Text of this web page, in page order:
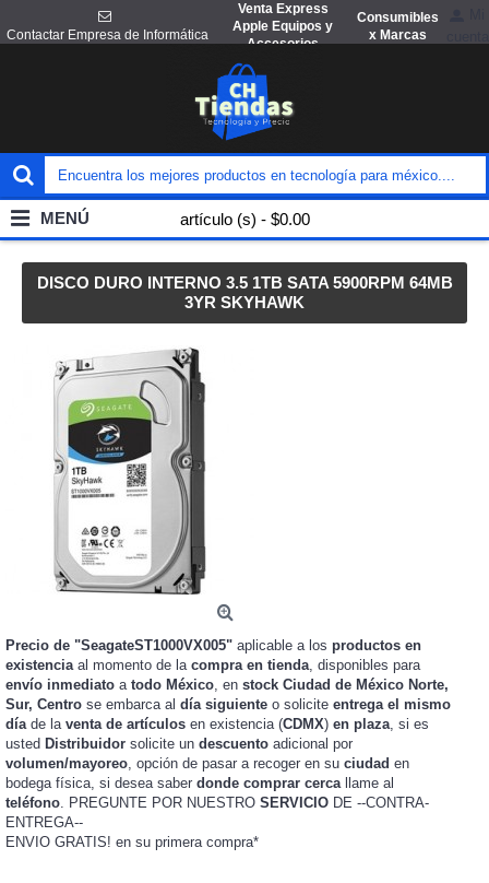
Contactar Empresa de Informática
Venta Express
Apple Equipos y
Accesorios
Consumibles
x Marcas
artículo (s) - $0.00
MENÚ
DISCO DURO INTERNO 3.5 1TB SATA 5900RPM 64MB
3YR SKYHAWK
Precio de "SeagateST1000VX005" aplicable a los productos en
existenciaal momento de la compra en tienda, disponibles para
envío inmediato a todo México, en stock Ciudad de México Norte,
Sur, Centro se embarca al día siguiente o solicite entrega el mismo
díade la venta de artículos en existencia (CDMX) en plaza, si es
usted Distribuidor solicite un descuento adicional por
volumen/mayoreo, opción de pasar a recoger en su ciudad en
bodega física, si desea saber donde comprar cercallame al
teléfono. PREGUNTE POR NUESTRO SERVICIO DE --CONTRA-
ENTREGA--
ENVIO GRATIS! en su primera compra*